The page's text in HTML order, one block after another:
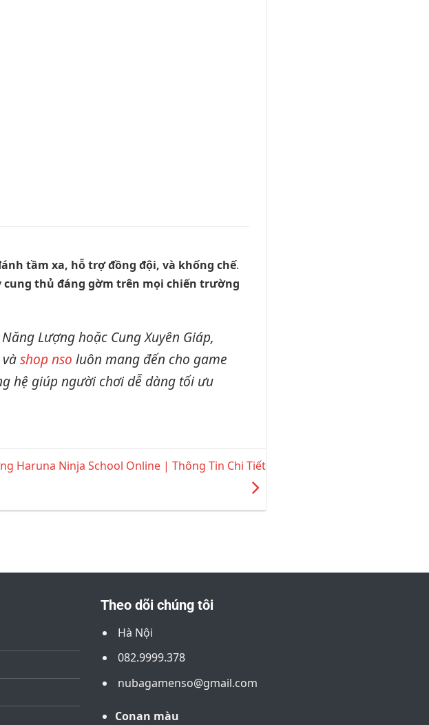
tầm xa, hỗ trợ đồng đội, và khống chế.
cung thủ đáng gờm trên mọi chiến trường
Lượng hoặc Cung Xuyên Giáp,
shop nso luôn mang đến cho game
hệ giúp người chơi dễ dàng tối ưu
Haruna Ninja School Online | Thông Tin Chi Tiết
Theo dõi chúng tôi
Hà Nội
082.9999.378
nubagamenso@gmail.com
Conan màu